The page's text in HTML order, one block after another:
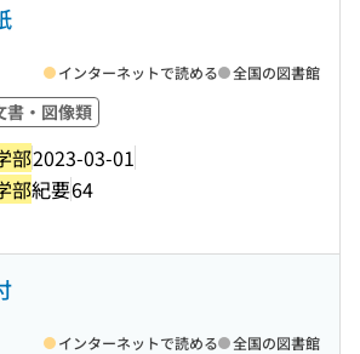
書・図像類
部2023-03-01
部紀要64
インターネットで読める 全国の図書館
インターネットで読める 全国の図書館